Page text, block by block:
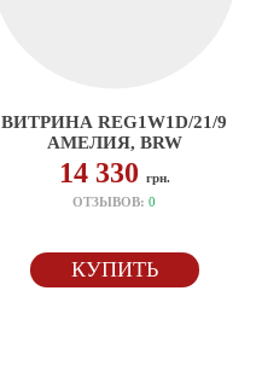
ВИТРИНА REG1W1D/21/9
АМЕЛИЯ, BRW
14 330 грн.
ОТЗЫВОВ:0
КУПИТЬ